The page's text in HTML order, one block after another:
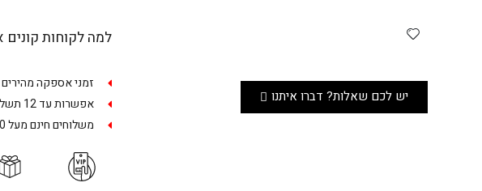
יש לכם שאלות? דברו איתנו
למה לקוחות קונים
זמני אספקה מהירים
אפשרות עד 12 תשלומים ללא ריבית
משלוחים חינם מעל 250 ש״ח